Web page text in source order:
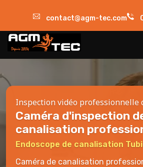
contact@agm-tec.com
Inspection vidéo professionnelle
Caméra d'inspection
canalisation
Endoscope de canalisation
Caméra de canalisation